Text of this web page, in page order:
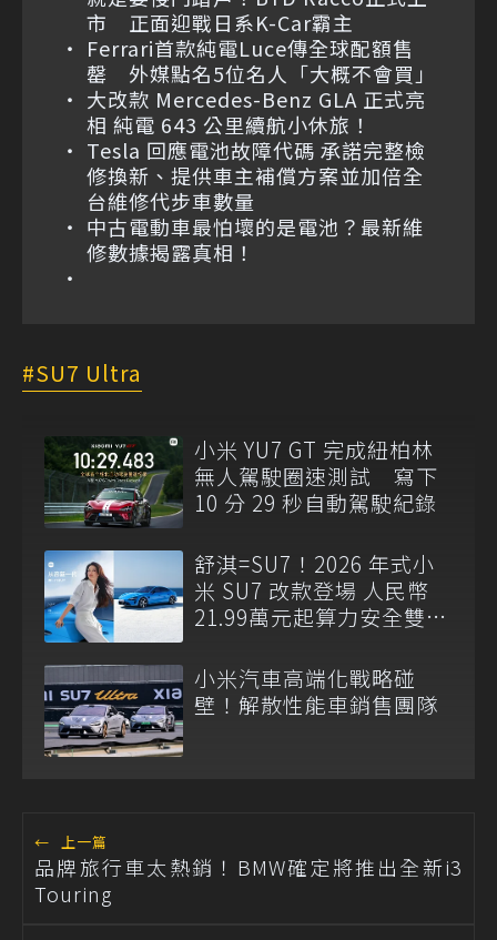
市 正面迎戰日系K-Car霸主
Ferrari首款純電Luce傳全球配額售
罄 外媒點名5位名人「大概不會買」
大改款 Mercedes-Benz GLA 正式亮
相 純電 643 公里續航小休旅！
Tesla 回應電池故障代碼 承諾完整檢
修換新、提供車主補償方案並加倍全
台維修代步車數量
中古電動車最怕壞的是電池？最新維
修數據揭露真相！
SU7 Ultra
小米 YU7 GT 完成紐柏林
無人駕駛圈速測試 寫下
10 分 29 秒自動駕駛紀錄
舒淇=SU7！2026 年式小
米 SU7 改款登場 人民幣
21.99萬元起算力安全雙升
小米汽車高端化戰略碰
壁！解散性能車銷售團隊
← 上一篇
品牌旅行車太熱銷！BMW確定將推出全新i3
Touring